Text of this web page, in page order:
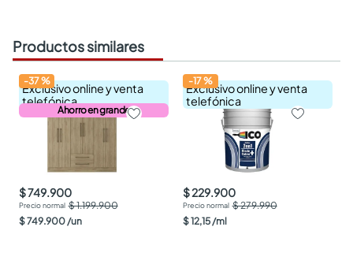
Productos similares
Exclusivo online y venta
telefónica
Ahorro en grande
-37%
$ 749.900
$ 1.199.900
$749.900 /un
Exclusivo online y venta
telefónica
-17%
$ 229.900
$ 279.990
$12,15 /ml